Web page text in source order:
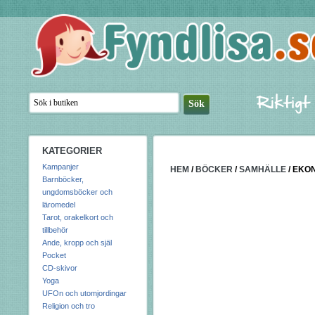
KATEGORIER
Kampanjer
Barnböcker,
ungdomsböcker och
läromedel
Tarot, orakelkort och
tillbehör
Ande, kropp och själ
Pocket
CD-skivor
Yoga
UFOn och utomjordingar
Religion och tro
HEM / BÖCKER / SAMHÄLLE /